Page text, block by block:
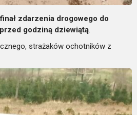
zdarzenia drogowego do
godziną dziewiątą.
strażaków ochotników z